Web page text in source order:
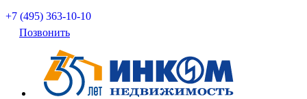
+7 (495) 363-10-10
Позвонить